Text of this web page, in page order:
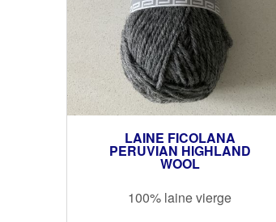
LAINE FICOLANA
PERUVIAN HIGHLAND
WOOL
100% laine vierge